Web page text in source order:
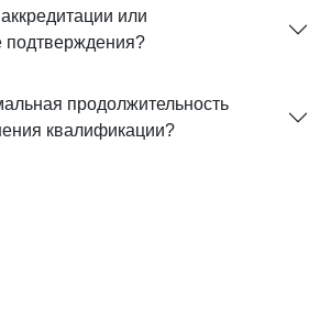
или
подтверждения?
продолжительность
квалификации?